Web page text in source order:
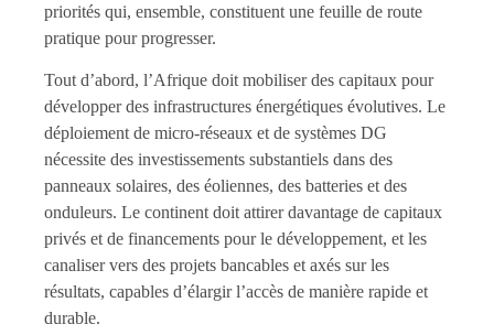
priorités qui, ensemble, constituent une feuille de route
pratique pour progresser.
Tout d’abord, l’Afrique doit mobiliser des capitaux pour
développer des infrastructures énergétiques évolutives. Le
déploiement de micro-réseaux et de systèmes DG
nécessite des investissements substantiels dans des
panneaux solaires, des éoliennes, des batteries et des
onduleurs. Le continent doit attirer davantage de capitaux
privés et de financements pour le développement, et les
canaliser vers des projets bancables et axés sur les
résultats, capables d’élargir l’accès de manière rapide et
durable.